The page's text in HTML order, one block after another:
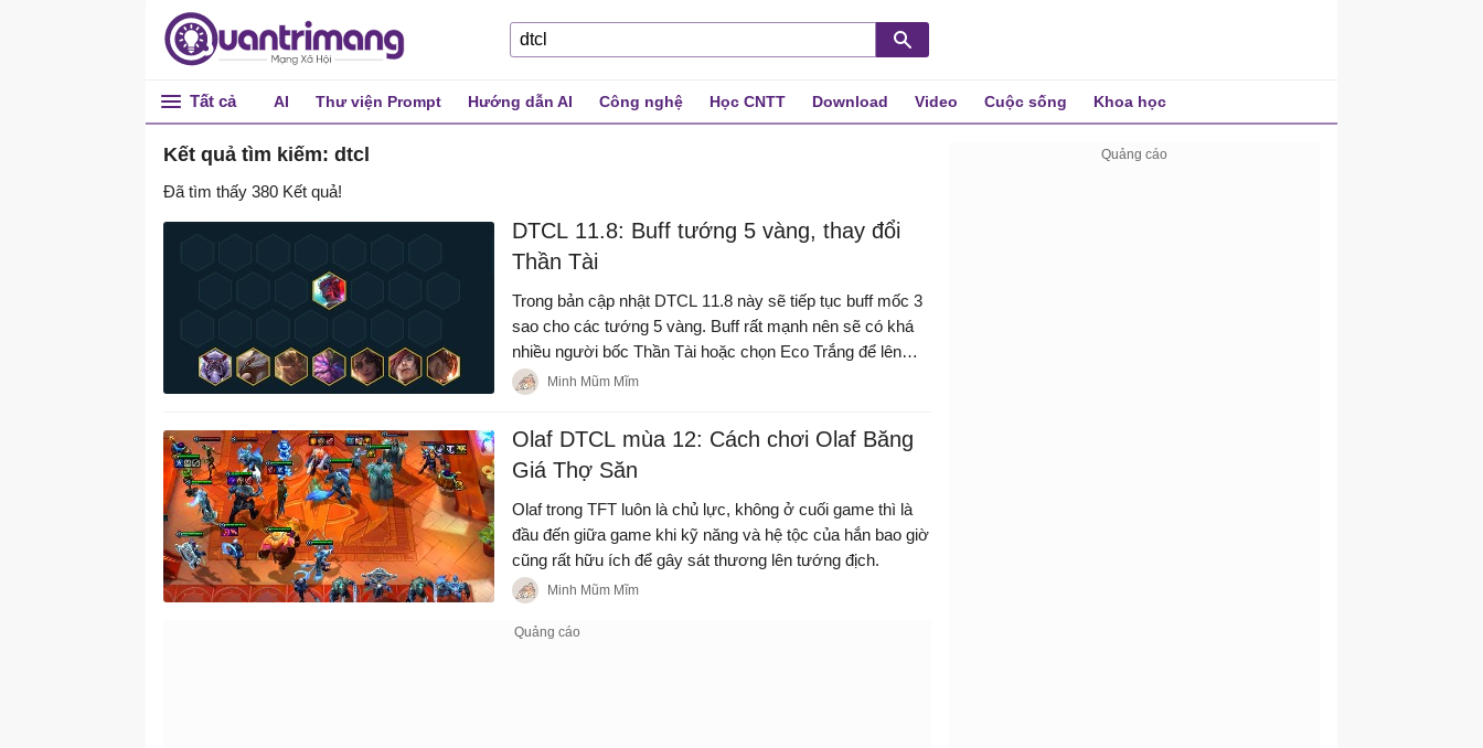
Tất cả AI Thư viện Prompt Hướng dẫn AI Công nghệ Học CNTT Download Video Cuộc sống Khoa học
Tiện ích Online
Kết quả tìm kiếm: dtcl
Đã tìm thấy 380 Kết quả!
DTCL 11.8: Buff tướng 5 vàng, thay đổi
Thần Tài
Trong bản cập nhật DTCL 11.8 này sẽ tiếp tục buff mốc 3
sao cho các tướng 5 vàng. Buff rất mạnh nên sẽ có khá
nhiều người bốc Thần Tài hoặc chọn Eco Trắng để lên
các đội hình đắt giá nhất Đấu Trường Chân Lý.
Minh Mũm Mĩm
Olaf DTCL mùa 12: Cách chơi Olaf Băng
Giá Thợ Săn
Olaf trong TFT luôn là chủ lực, không ở cuối game thì là
đầu đến giữa game khi kỹ năng và hệ tộc của hắn bao giờ
cũng rất hữu ích để gây sát thương lên tướng địch.
Minh Mũm Mĩm